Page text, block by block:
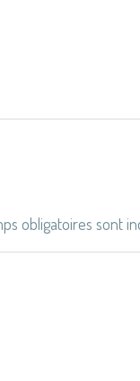
obligatoires sont